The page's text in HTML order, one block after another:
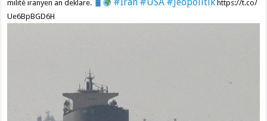
militè iranyen an deklare. #Iran #USA #Jeopolitikhttps://t.co/
Ue6BpBGD6H